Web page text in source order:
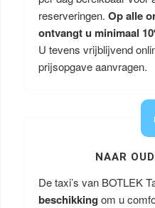
reserveringen. Op alle
ontvangt u minimaal
U tevens vrijblijvend
prijsopgave aanvragen.
NAAR
De taxi’s van BOTLEK
beschikking om u